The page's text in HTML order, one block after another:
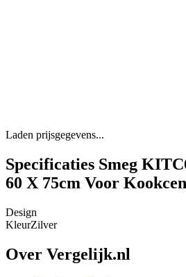
Laden prijsgegevens...
Specificaties Smeg
60 X 75cm Voor
Design
KleurZilver
Over Vergelijk.nl